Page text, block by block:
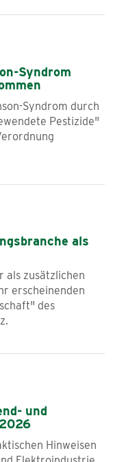
Syndrom
Syndrom durch
Pestizide"
als
als zusätzlichen
erscheinenden
des
und
Hinweisen